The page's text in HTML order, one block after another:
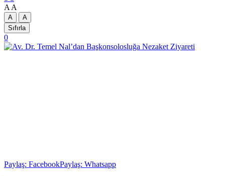
A A
A
A
Sıfırla
0
Paylaş: FacebookPaylaş: Whatsapp